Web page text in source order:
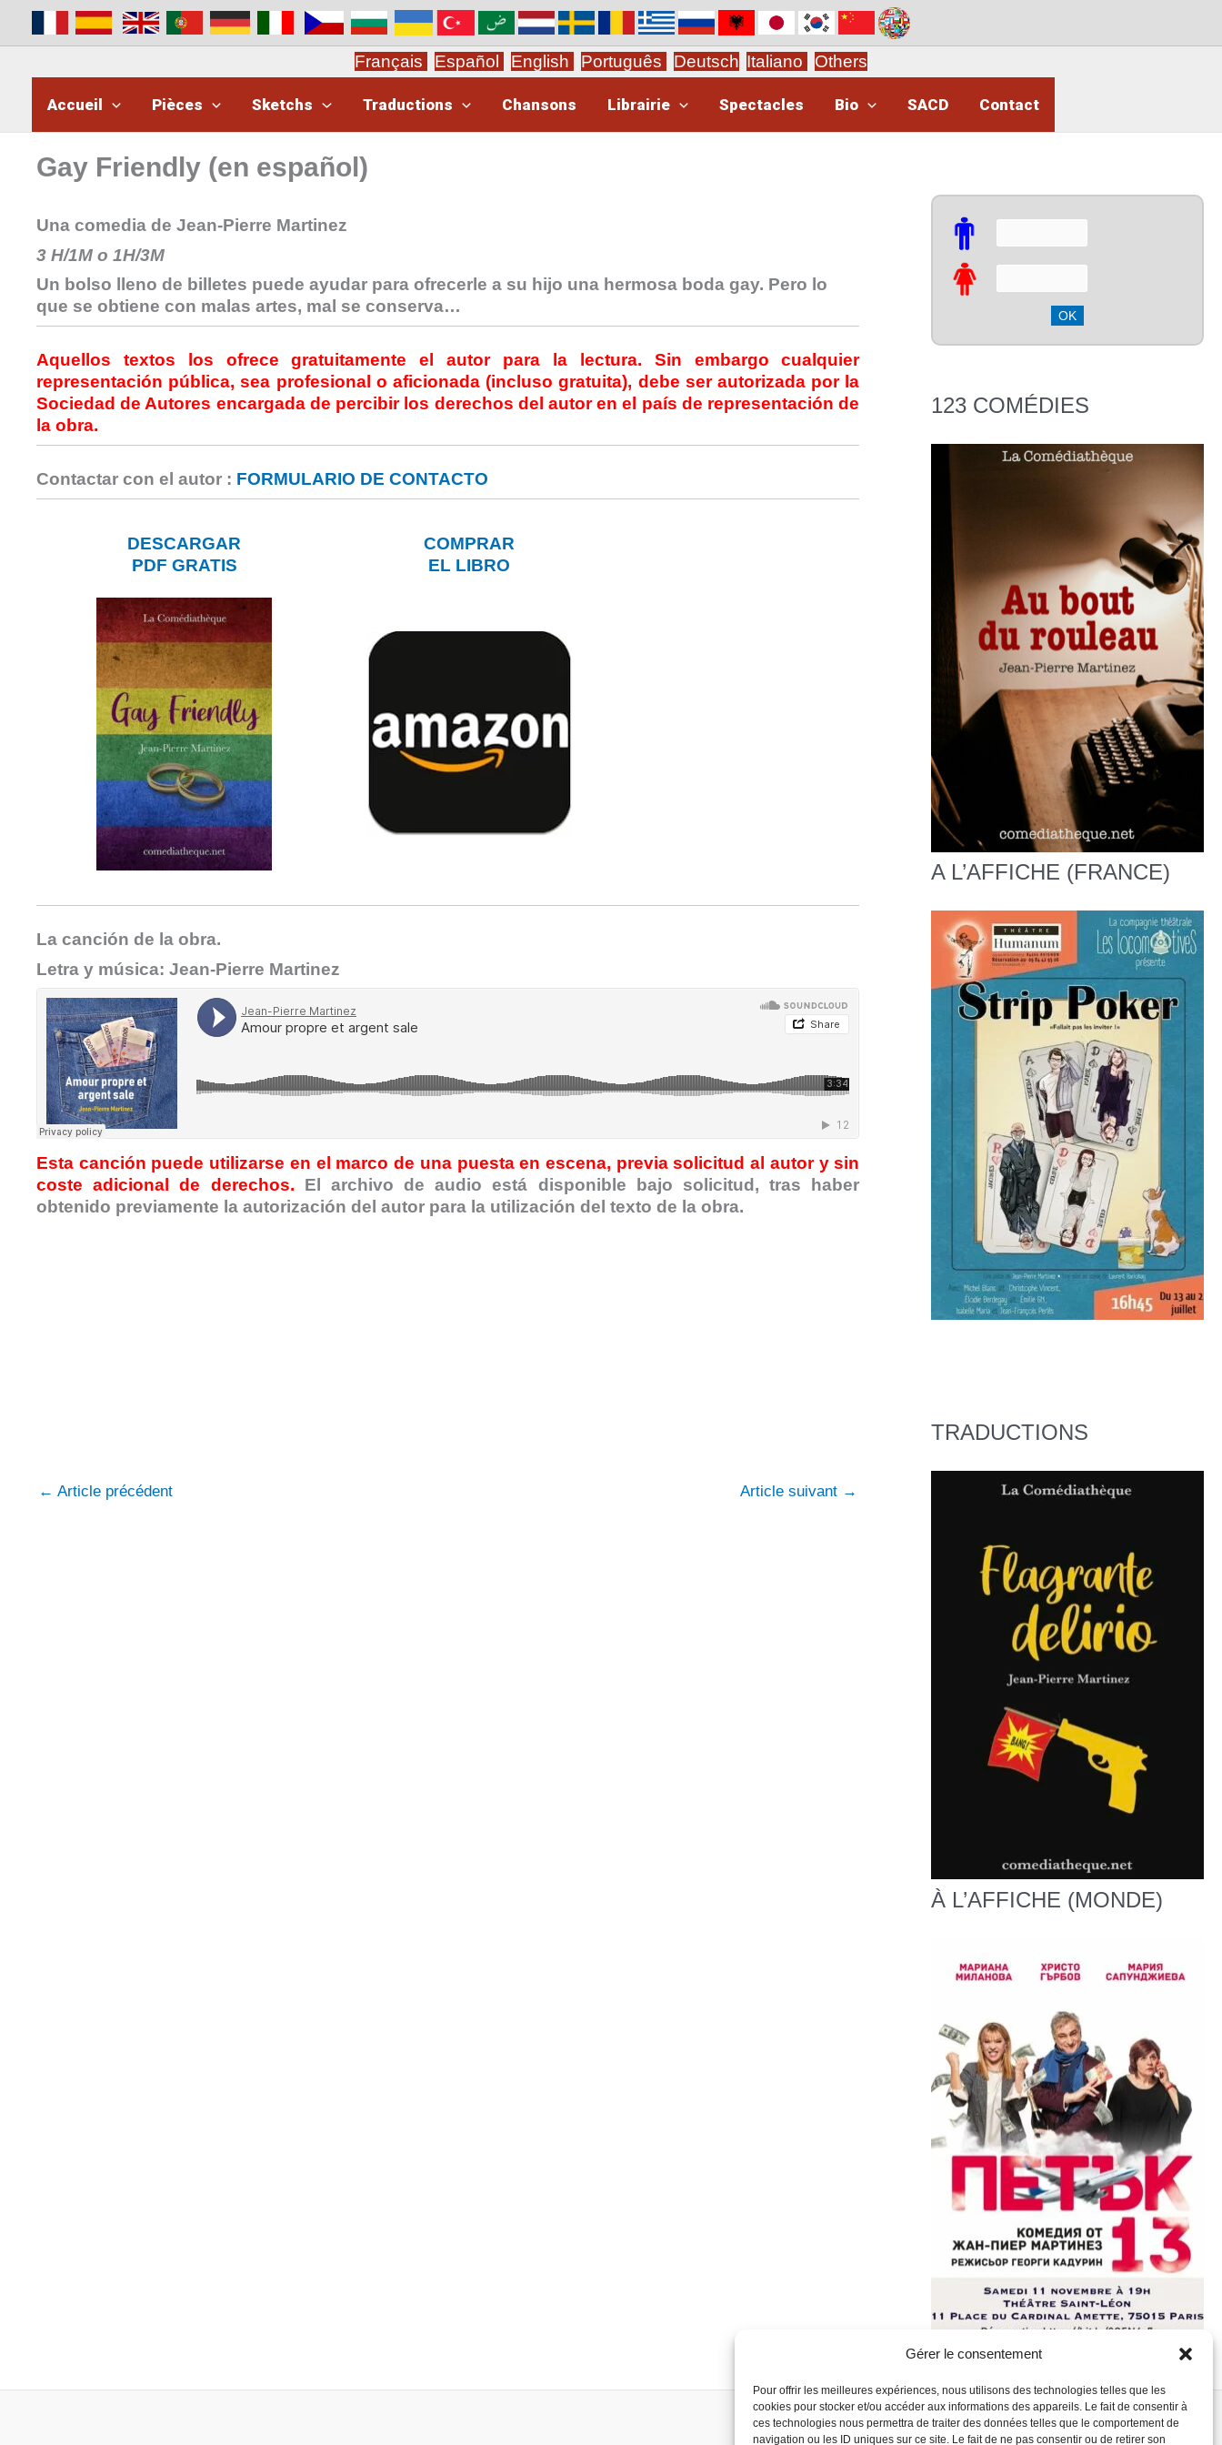
Gérer le consentement
Pour offrir les meilleures expériences, nous utilisons des technologies telles que les
cookies pour stocker et/ou accéder aux informations des appareils. Le fait de consentir à
ces technologies nous permettra de traiter des données telles que le comportement de
navigation ou les ID uniques sur ce site. Le fait de ne pas consentir ou de retirer son
contenu
Français Español English Português Deutsch Italiano Others
Accueil Pièces Sketchs Traductions Chansons Librairie Spectacles Bio SACD Contact
Gay Friendly (en español)
Una comedia de Jean-Pierre Martinez
3 H/1M o 1H/3M
Un bolso lleno de billetes puede ayudar para ofrecerle a su hijo una hermosa boda gay. Pero lo
que se obtiene con malas artes, mal se conserva…
Aquellos textos los ofrece gratuitamente el autor para la lectura. Sin embargo cualquier
representación pública, sea profesional o aficionada (incluso gratuita), debe ser autorizada por la
Sociedad de Autores encargada de percibir los derechos del autoren el país de representación de
la obra.
Contactar con el autor : FORMULARIO DE CONTACTO
DESCARGAR
PDF GRATIS
COMPRAR
EL LIBRO
La canción de la obra.
Letra y música: Jean-Pierre Martinez
Esta canción puede utilizarse en el marco de una puesta en escena, previa solicitud al autor y sin
coste adicional de derechos. El archivo de audio está disponible bajo solicitud, tras haber
obtenido previamente la autorización del autor para la utilización del texto de la obra.
← Article précédent Article suivant →
123 COMÉDIES
A L’AFFICHE (FRANCE)
TRADUCTIONS
À L’AFFICHE (MONDE)